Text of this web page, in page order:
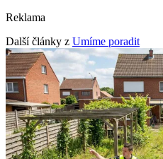
Reklama
Další články z Umíme poradit